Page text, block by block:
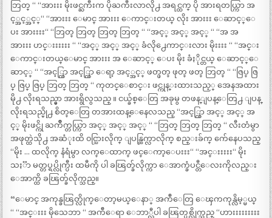
ဘြတ္ “ “အားးး မိုးဖင္ႀကီးက ပိုႀကီးလာလို႕ အရင္ထက္ ပို အားရတယ္ကြာ အ
င့္အင့္အင့္“ “အားးး ေမာင္ အားးး ေကာင္းတယ္ လိုး အားးး ေဆာင့္ေ
ပး အားးးး“ “ဘြတ္ ဘြတ္ ဘြတ္ ဘြတ္ “ “အင့္ အင့္ အင့္ “ “အ အ
အားးး ဟင္းးးးးး “ “အင့္ အင့္ အင့္ ခံလို႕ေကာင္းလား မိုးးးး “ “အင္း
ေကာင္းတယ္ေမာင္ အားးး အ ေဆာင့္ ေပး မိုး ခံႏိုင္တယ္ ေဆာင့္ေ
ဆာင့္ “ “အင့္ကြာ အင့္ကြာ ေရာ့ အင့္အင့္ ဖတ္ဖတ္ ဖုတ္ ဖတ္ ဘြတ္ “ “ဇြပ္ ဇြ
ပ္ ဇြပ္ ဇြပ္ ဘြတ္ ဘြတ္ “ ကုတင္ေစာင္း ဖင္ကုန္းထားသည့္ အေနအထား
မို႕ လိုးရသည္မွာ အားရွိလွသည္ ။ ငယ္ခ်စ္ေတြ အခုမွ တဖန္ျပန္ေတြ႕ ျပန္
လိုးရသည္မို႕ စိတ္ေတြ တအားထန္ေနေလသည္ “အင့္ကြာ အင့္ အင့္ အ
င့္ မိုးဖင္ကို ႀကိဳက္တယ္ကြာ အင့္ အင့္ အင့္ “ “ဘြတ္ ဘြတ္ ဘြတ္ “ လီးတံမွာ
အဖုတ္ထဲသို႕ အဆံုးထိ ၀င္သြားလိုက္ ျပန္ထြက္လာလိုက္ စည္းခ်က္ က်ေနေပသည္
“မိုး … ထလိုက္ နံရံမွာ လက္ေထာက္ ဖင္ေကာ့ေပးးး“ “အင္းးးးး“ မိုး
သႏၱာ မတ္တပ္ရပ္လိုက္ပီး ထမီကို ပါ ခၽြတ္ခ်လိုက္ကာ ေအာက္ခံပင္တီေလးကိုလည္း
ေအာက္ထိ ခၽြတ္ခ်လိုက္သည္။
“ေမာင္ အကုန္ခၽြတ္လိုက္ေတာ့မယ္ေနာ္ အက်ီေတြ ေၾကကုန္လိမ့္မယ္
“ “အင္းးး မိုသေဘာ “ အက်ီေရာ ေဘာ္လီပါ ခၽြတ္ပစ္လိုက္သည္ “ဟားးးးးးးးး